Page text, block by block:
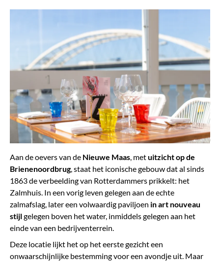
Aan de oevers van de Nieuwe Maas, metuitzicht op de
Brienenoordbrug, staat het iconische gebouw dat al sinds
1863 de verbeelding van Rotterdammers prikkelt: het
Zalmhuis. In een vorig leven gelegen aan de echte
zalmafslag, later een volwaardig paviljoen in art nouveau
stijlgelegen boven het water, inmiddels gelegen aan het
einde van een bedrijventerrein.
Deze locatie lijkt het op het eerste gezicht een
onwaarschijnlijke bestemming voor een avondje uit. Maar